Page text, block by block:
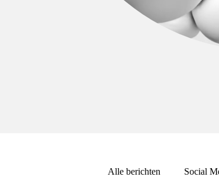
Alle berichten Social